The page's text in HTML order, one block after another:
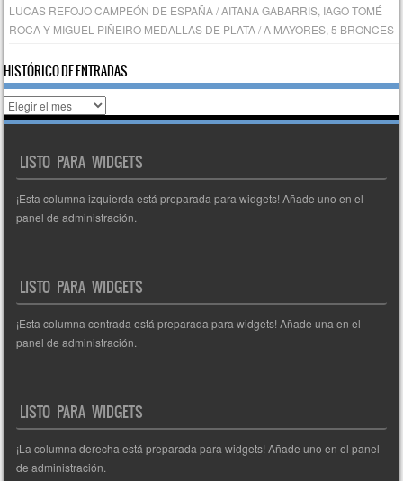
LUCAS REFOJO CAMPEÓN DE ESPAÑA / AITANA GABARRIS, IAGO TOMÉ
ROCA Y MIGUEL PIÑEIRO MEDALLAS DE PLATA / A MAYORES, 5 BRONCES
HISTÓRICO DE ENTRADAS
Histórico
de
LISTO PARA WIDGETS
¡Esta columna izquierda está preparada para widgets! Añade uno en el
panel de administración.
LISTO PARA WIDGETS
¡Esta columna centrada está preparada para widgets! Añade una en el
panel de administración.
LISTO PARA WIDGETS
¡La columna derecha está preparada para widgets! Añade uno en el panel
de administración.